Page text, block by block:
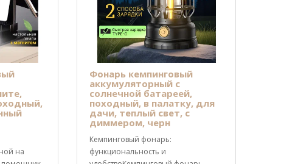
на
Фонарь кемпинговый
аккумуляторный с
солнечной батареей,
походный, в палатку, для
дачи, теплый свет, с
диммером, черн
Кемпинговый фонарь:
функциональность и